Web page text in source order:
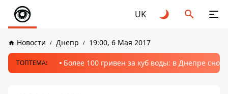
UK
Новости Днепр 19:00, 6 Мая 2017
ТОПТЕМА: Более 100 гривен за куб воды: в Днепре